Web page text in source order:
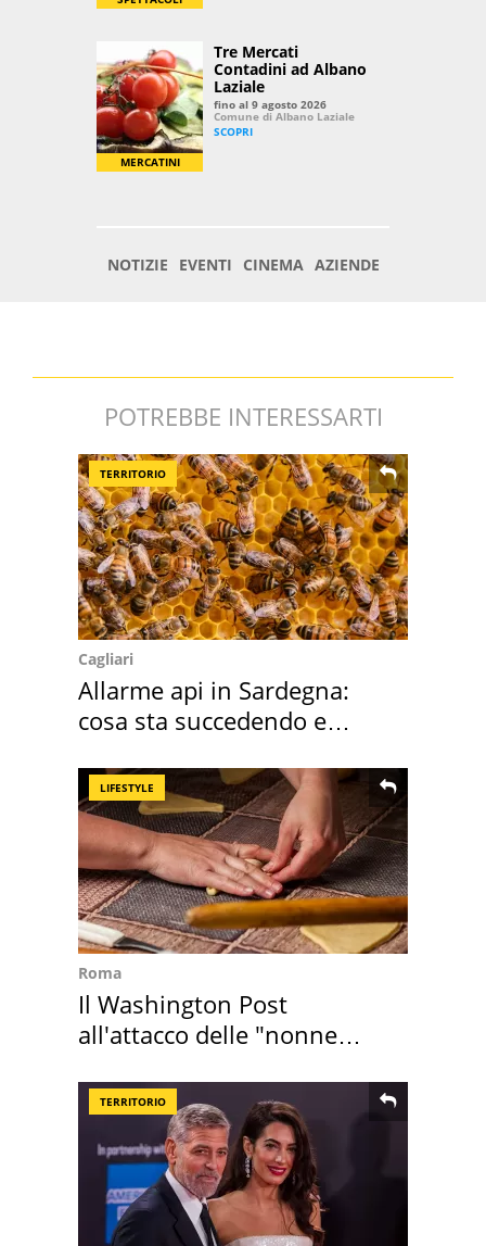
POTREBBE INTERESSARTI
TERRITORIO
Cagliari
Allarme api in Sardegna:
cosa sta succedendo e
LIFESTYLE
Roma
Il Washington Post
all'attacco delle "nonne
TERRITORIO